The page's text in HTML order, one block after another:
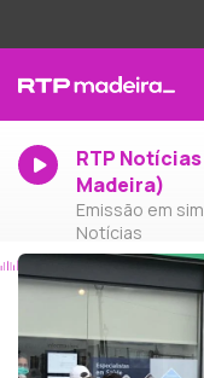
RTP Notícias
Madeira)
Emissão em
Notícias